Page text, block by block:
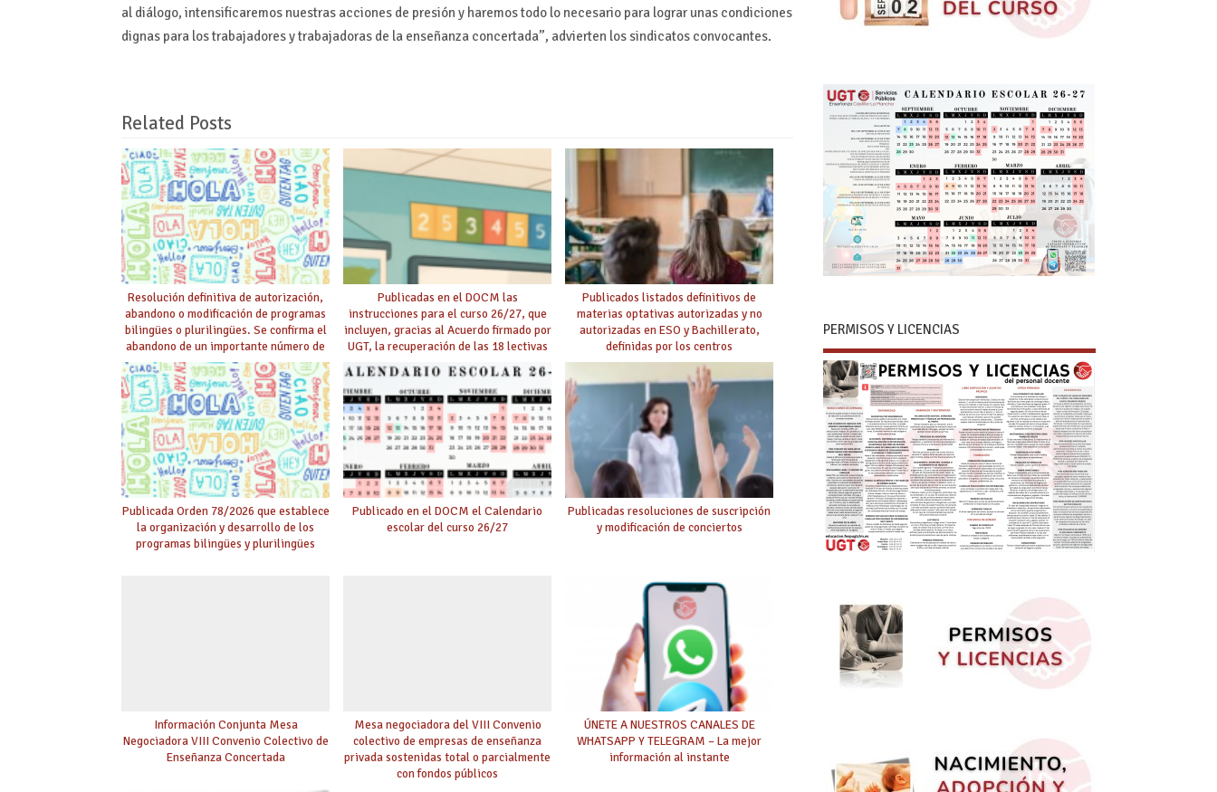
al diálogo, intensificaremos nuestras acciones de presión y haremos todo lo necesario para lograr unas condiciones
dignas para los trabajadores y trabajadoras de la enseñanza concertada”, advierten los sindicatos convocantes.
Related Posts
Resolución definitiva de autorización,
abandono o modificación de programas
bilingües o plurilingües. Se confirma el
abandono de un importante número de
proyectos en colegios.
Publicadas en el DOCM las
instrucciones para el curso 26/27, que
incluyen, gracias al Acuerdo firmado por
UGT, la recuperación de las 18 lectivas
en EEMM y la reducción de lectivas
para mayores de 55
Publicados listados definitivos de
materias optativas autorizadas y no
autorizadas en ESO y Bachillerato,
definidas por los centros
Publicada Orden 78/2026 que establece
la organización y desarrollo de los
programas bilingües y plurilingües
Publicado en el DOCM el Calendario
escolar del curso 26/27
Publicadas resoluciones de suscripción
y modificación de conciertos
Información Conjunta Mesa
Negociadora VIII Convenio Colectivo de
Enseñanza Concertada
Mesa negociadora del VIII Convenio
colectivo de empresas de enseñanza
privada sostenidas total o parcialmente
con fondos públicos
ÚNETE A NUESTROS CANALES DE
WHATSAPP Y TELEGRAM – La mejor
información al instante
PERMISOS Y LICENCIAS